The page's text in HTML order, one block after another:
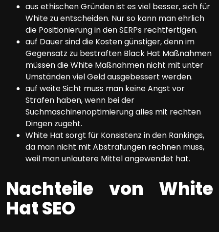
aus ethischen Gründen ist es viel besser, sich für
White zu entscheiden. Nur so kann man ehrlich
die Positionierung in den SERPs rechtfertigen.
auf Dauer sind die Kosten günstiger, denn im
Gegensatz zu bestraften Black Hat Maßnahmen
müssen die White Maßnahmen nicht mit unter
Umständen viel Geld ausgebessert werden.
auf weite Sicht muss man keine Angst vor
Strafen haben, wenn bei der
Suchmaschinenoptimierung alles mit rechten
Dingen zugeht.
White Hat sorgt für Konsistenz in den Rankings,
da man nicht mit Abstrafungen rechnen muss,
weil man unlautere Mittel angewendet hat.
Nachteile von White
Hat SEO